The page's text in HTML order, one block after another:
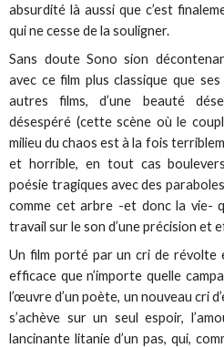
absurdité là aussi que c’est
qui ne cesse de la souligner.
Sans doute Sono sion
avec ce film plus classique que
autres films, d’une beauté
désespéré (cette scène où le
milieu du chaos est à la fois
et horrible, en tout cas
poésie tragiques avec des
comme cet arbre -et donc la vie-
travail sur le son d’une précision et
Un film porté par un cri de révolte
efficace que n’importe quelle
l’œuvre d’un poète, un nouveau cri
s’achève sur un seul espoir,
lancinante litanie d’un pas, qui,